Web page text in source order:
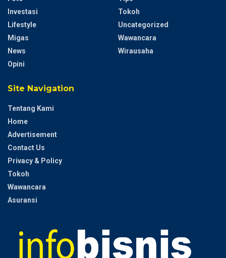
Investasi
Lifestyle
Migas
News
Opini
Tokoh
Uncategorized
Wawancara
Wirausaha
Site Navigation
Tentang Kami
Home
Advertisement
Contact Us
Privacy & Policy
Tokoh
Wawancara
Asuransi